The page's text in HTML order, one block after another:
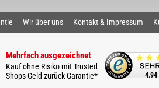
Wir über uns Kontakt & Impressum
Mehrfach ausgezeichnet
Kauf ohne Risiko mit Trusted
Shops Geld-zurück-Garantie*
4.94